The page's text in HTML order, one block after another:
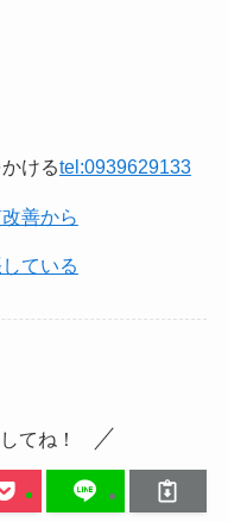
けるtel:0939629133
善から
ている
てね！